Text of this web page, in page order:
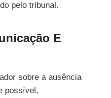
pelo tribunal.
E
sobre a ausência
possível,